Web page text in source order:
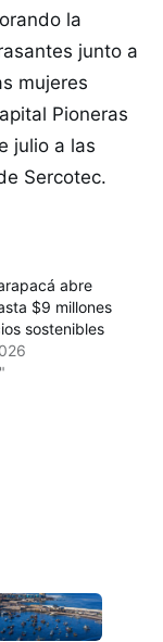
la
junto a
mujeres
Pioneras
julio a las
Sercotec.
abre
$9 millones
sostenibles